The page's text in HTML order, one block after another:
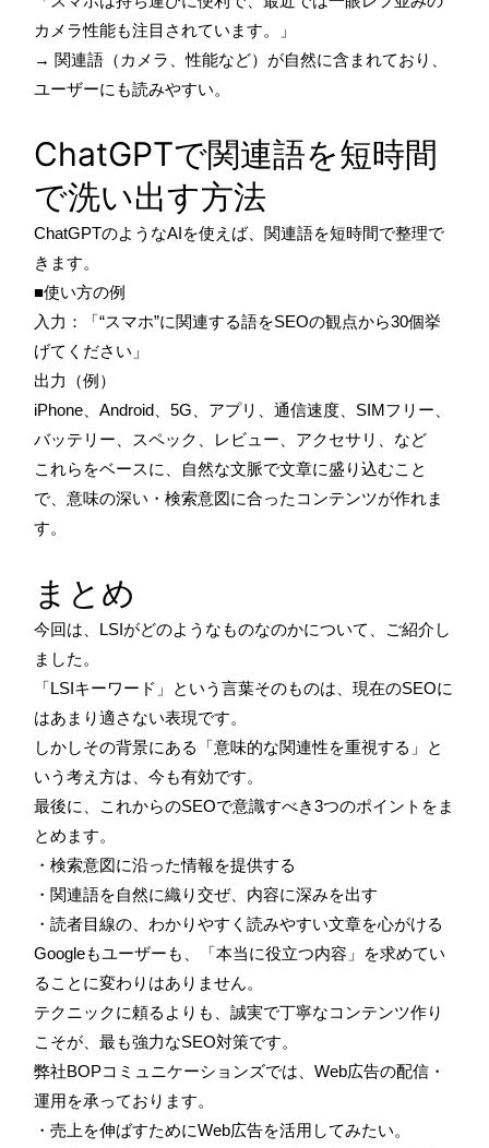
カメラ性能も注目されています。」
→ 関連語（カメラ、性能など）が自然に含まれており、
ユーザーにも読みやすい。
ChatGPTで関連語を短時間
で洗い出す方法
ChatGPTのようなAIを使えば、関連語を短時間で整理で
きます。
■使い方の例
入力：「“スマホ”に関連する語をSEOの観点から30個挙
げてください」
出力（例）
iPhone、Android、5G、アプリ、通信速度、SIMフリー、
バッテリー、スペック、レビュー、アクセサリ、など
これらをベースに、自然な文脈で文章に盛り込むこと
で、意味の深い・検索意図に合ったコンテンツが作れま
す。
まとめ
今回は、LSIがどのようなものなのかについて、ご紹介し
ました。
「LSIキーワード」という言葉そのものは、現在のSEOに
はあまり適さない表現です。
しかしその背景にある「意味的な関連性を重視する」と
いう考え方は、今も有効です。
最後に、これからのSEOで意識すべき3つのポイントをま
とめます。
・検索意図に沿った情報を提供する
・関連語を自然に織り交ぜ、内容に深みを出す
・読者目線の、わかりやすく読みやすい文章を心がける
Googleもユーザーも、「本当に役立つ内容」を求めてい
ることに変わりはありません。
テクニックに頼るよりも、誠実で丁寧なコンテンツ作り
こそが、最も強力なSEO対策です。
弊社BOPコミュニケーションズでは、Web広告の配信・
運用を承っております。
・売上を伸ばすためにWeb広告を活用してみたい。